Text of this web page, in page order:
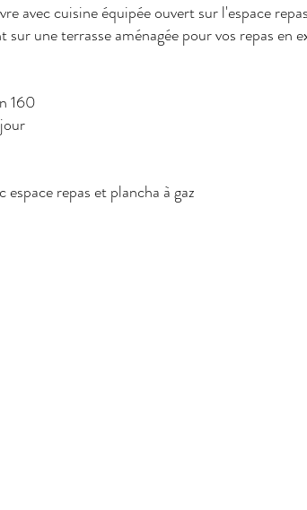
avec cuisine équipée ouvert sur l'espace
une terrasse aménagée pour vos repas en
160
repas et plancha à gaz